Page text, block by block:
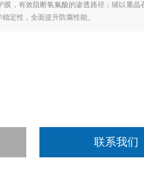
膜，有效阻断氢氟酸的渗透路径；辅以重晶
定性，全面提升防腐性能。
联系我们